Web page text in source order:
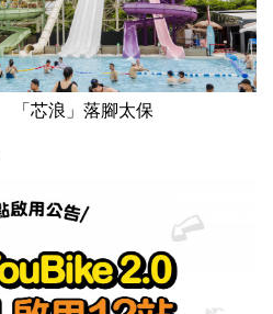
芯浪」落腳太保